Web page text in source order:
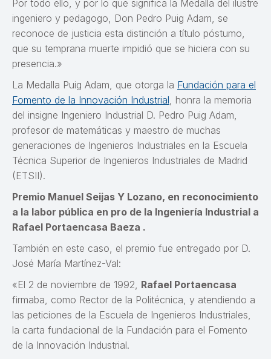
Por todo ello, y por lo que significa la Medalla del ilustre
ingeniero y pedagogo, Don Pedro Puig Adam, se
reconoce de justicia esta distinción a título póstumo,
que su temprana muerte impidió que se hiciera con su
presencia.»
La Medalla Puig Adam, que otorga la Fundación para el
Fomento de la Innovación Industrial , honra la memoria
del insigne Ingeniero Industrial D. Pedro Puig Adam,
profesor de matemáticas y maestro de muchas
generaciones de Ingenieros Industriales en la Escuela
Técnica Superior de Ingenieros Industriales de Madrid
(ETSII).
Premio Manuel Seijas Y Lozano, en reconocimiento
a la labor pública en pro de la Ingeniería Industrial a
Rafael Portaencasa Baeza .
También en este caso, el premio fue entregado por D.
José María Martínez-Val:
«El 2 de noviembre de 1992, Rafael Portaencasa
firmaba, como Rector de la Politécnica, y atendiendo a
las peticiones de la Escuela de Ingenieros Industriales,
la carta fundacional de la Fundación para el Fomento
de la Innovación Industrial.